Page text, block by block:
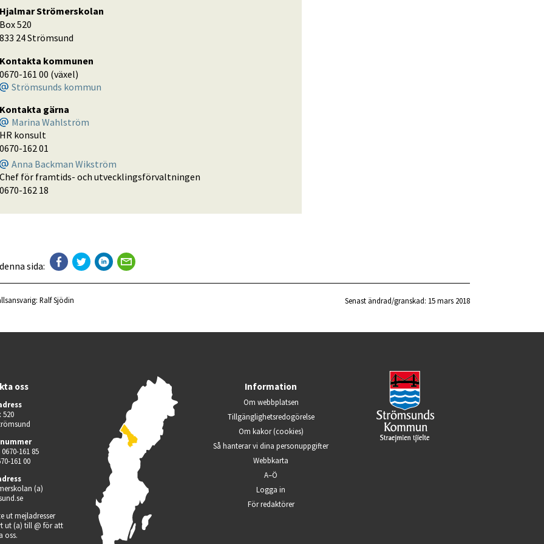
Hjalmar Strömerskolan
Box 520
833 24 Strömsund
Kontakta kommunen
0670-161 00 (växel)
Strömsunds kommun
Kontakta gärna
Marina Wahlström
HR konsult
0670-162 01
Anna Backman Wikström
Chef för framtids- och utvecklingsförvaltningen
0670-162 18
sida:
Ralf Sjödin Senast ändrad/granskad: 15 mars 2018
oss
520
161 85
161 00
(a)
ut mejladresser
ut (a) till @ för att
oss.
Information
Om webbplatsen
Tillgänglighets­redogörelse
Om kakor (cookies)
Så hanterar vi dina person­uppgifter
Webbkarta
A–Ö
Logga in
För redaktörerÖppnas i nytt fönster.